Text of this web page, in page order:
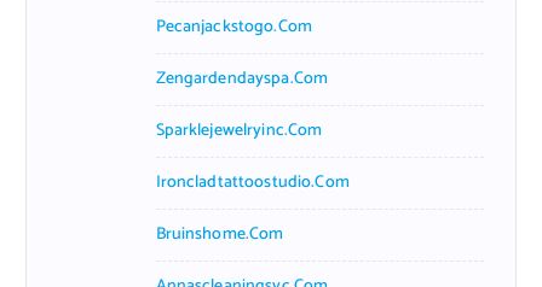
Pecanjackstogo.com
Zengardendayspa.com
Sparklejewelryinc.com
Ironcladtattoostudio.com
Bruinshome.com